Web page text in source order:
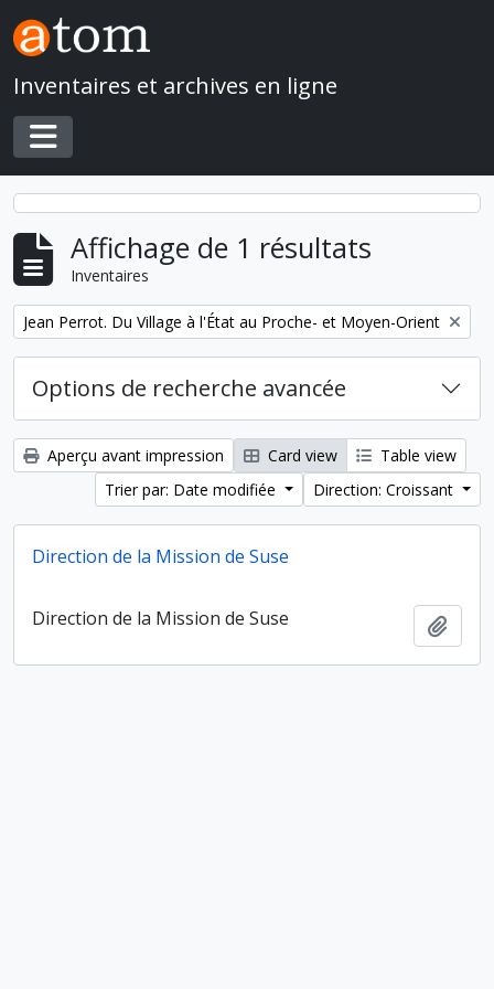
Skip to main content
Inventaires et archives en ligne
Toggle navigation
Affichage de 1 résultats
Inventaires
Remove filter:
Jean Perrot. Du Village à l'État au Proche- et Moyen-Orient
Options de recherche avancée
Aperçu avant impression Card view
Table view
Trier par: Date modifiée
Direction: Croissant
Direction de la Mission de Suse
Direction de la Mission de Suse